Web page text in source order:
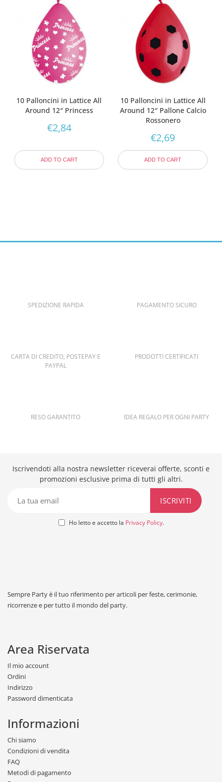
10 Palloncini in Lattice All
Around 12″ Princess
€2,84
ADD TO CART
10 Palloncini in Lattice All
Around 12″ Pallone Calcio
Rossonero
€2,69
ADD TO CART
SPEDIZIONE RAPIDA PAGAMENTO SICURO
CARTA DI CREDITO, POSTEPAY E
PAYPAL
PRODOTTI CERTIFICATI
RESO GARANTITO IDEA REGALO PER OGNI PARTY
Iscrivendoti alla nostra newsletter riceverai offerte, sconti e
promozioni esclusive prima di tutti gli altri.
Ho letto e accetto la Privacy Policy.
Sempre Party è il tuo riferimento per articoli per feste, cerimonie,
ricorrenze e per tutto il mondo del party.
Area Riservata
Il mio account
Ordini
Indirizzo
Password dimenticata
Informazioni
Chi siamo
Condizioni di vendita
FAQ
Metodi di pagamento